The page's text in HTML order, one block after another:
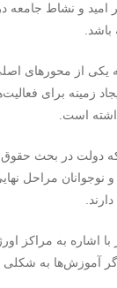
امید و نشاط جامعه
باشد.
یکی از محورهای
زمینه برای
است.
اینکه دولت در بحث
نوجوانان مراحل
اشاره به مراکز
به شکلی